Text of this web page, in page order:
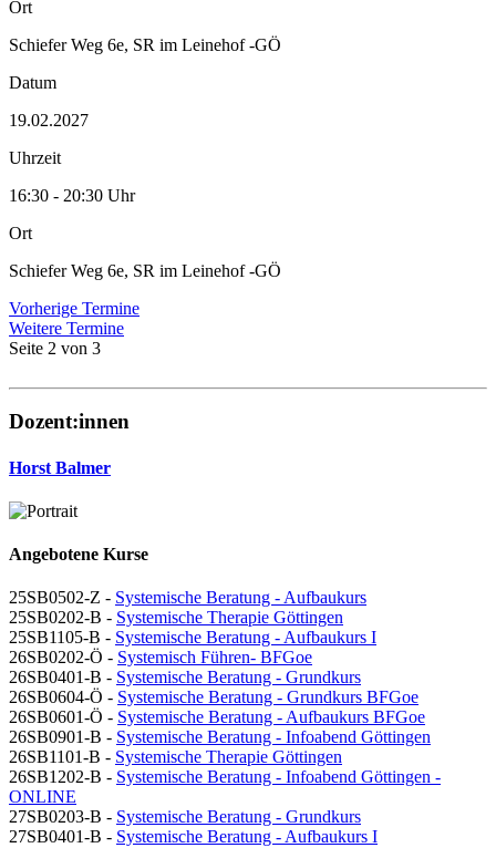
Ort
Schiefer Weg 6e, SR im Leinehof -GÖ
Datum
19.02.2027
Uhrzeit
16:30 - 20:30 Uhr
Ort
Schiefer Weg 6e, SR im Leinehof -GÖ
Vorherige Termine
Weitere Termine
Seite 2 von 3
Dozent:innen
Horst Balmer
Angebotene Kurse
25SB0502-Z - Systemische Beratung - Aufbaukurs
25SB0202-B - Systemische Therapie Göttingen
25SB1105-B - Systemische Beratung - Aufbaukurs I
26SB0202-Ö - Systemisch Führen- BFGoe
26SB0401-B - Systemische Beratung - Grundkurs
26SB0604-Ö - Systemische Beratung - Grundkurs BFGoe
26SB0601-Ö - Systemische Beratung - Aufbaukurs BFGoe
26SB0901-B - Systemische Beratung - Infoabend Göttingen
26SB1101-B - Systemische Therapie Göttingen
26SB1202-B - Systemische Beratung - Infoabend Göttingen -
ONLINE
27SB0203-B - Systemische Beratung - Grundkurs
27SB0401-B - Systemische Beratung - Aufbaukurs I